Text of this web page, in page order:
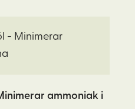
ammoniak i